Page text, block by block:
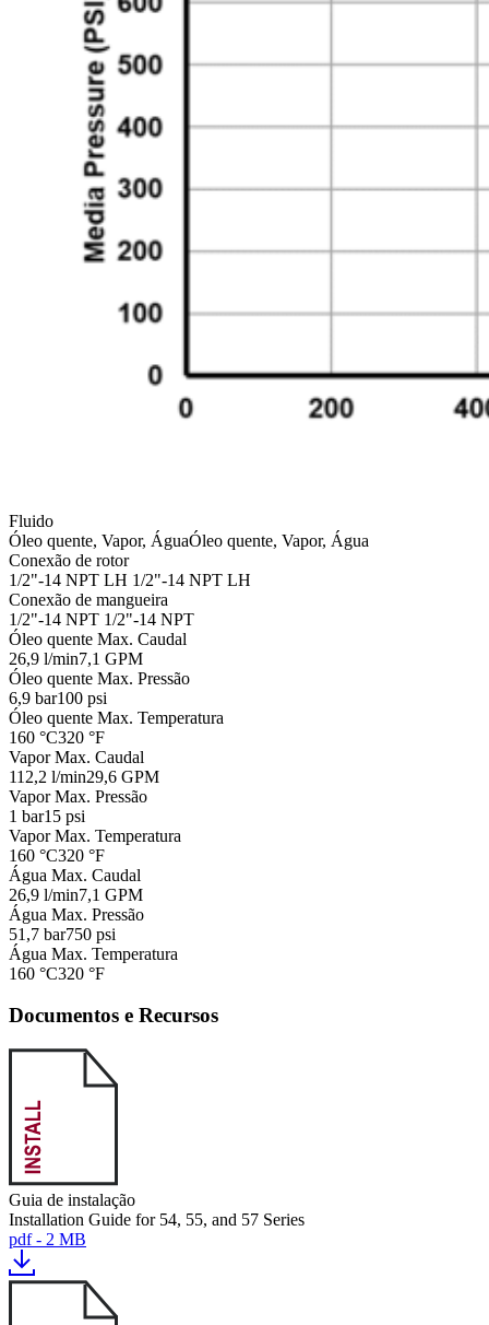
Fluido
Óleo quente, Vapor, ÁguaÓleo quente, Vapor, Água
Conexão de rotor
1/2"-14 NPT LH 1/2"-14 NPT LH
Conexão de mangueira
1/2"-14 NPT 1/2"-14 NPT
Óleo quente Max. Caudal
26,9 l/min7,1 GPM
Óleo quente Max. Pressão
6,9 bar100 psi
Óleo quente Max. Temperatura
160 °C320 °F
Vapor Max. Caudal
112,2 l/min29,6 GPM
Vapor Max. Pressão
1 bar15 psi
Vapor Max. Temperatura
160 °C320 °F
Água Max. Caudal
26,9 l/min7,1 GPM
Água Max. Pressão
51,7 bar750 psi
Água Max. Temperatura
160 °C320 °F
Documentos e Recursos
Guia de instalação
Installation Guide for 54, 55, and 57 Series
pdf - 2 MB